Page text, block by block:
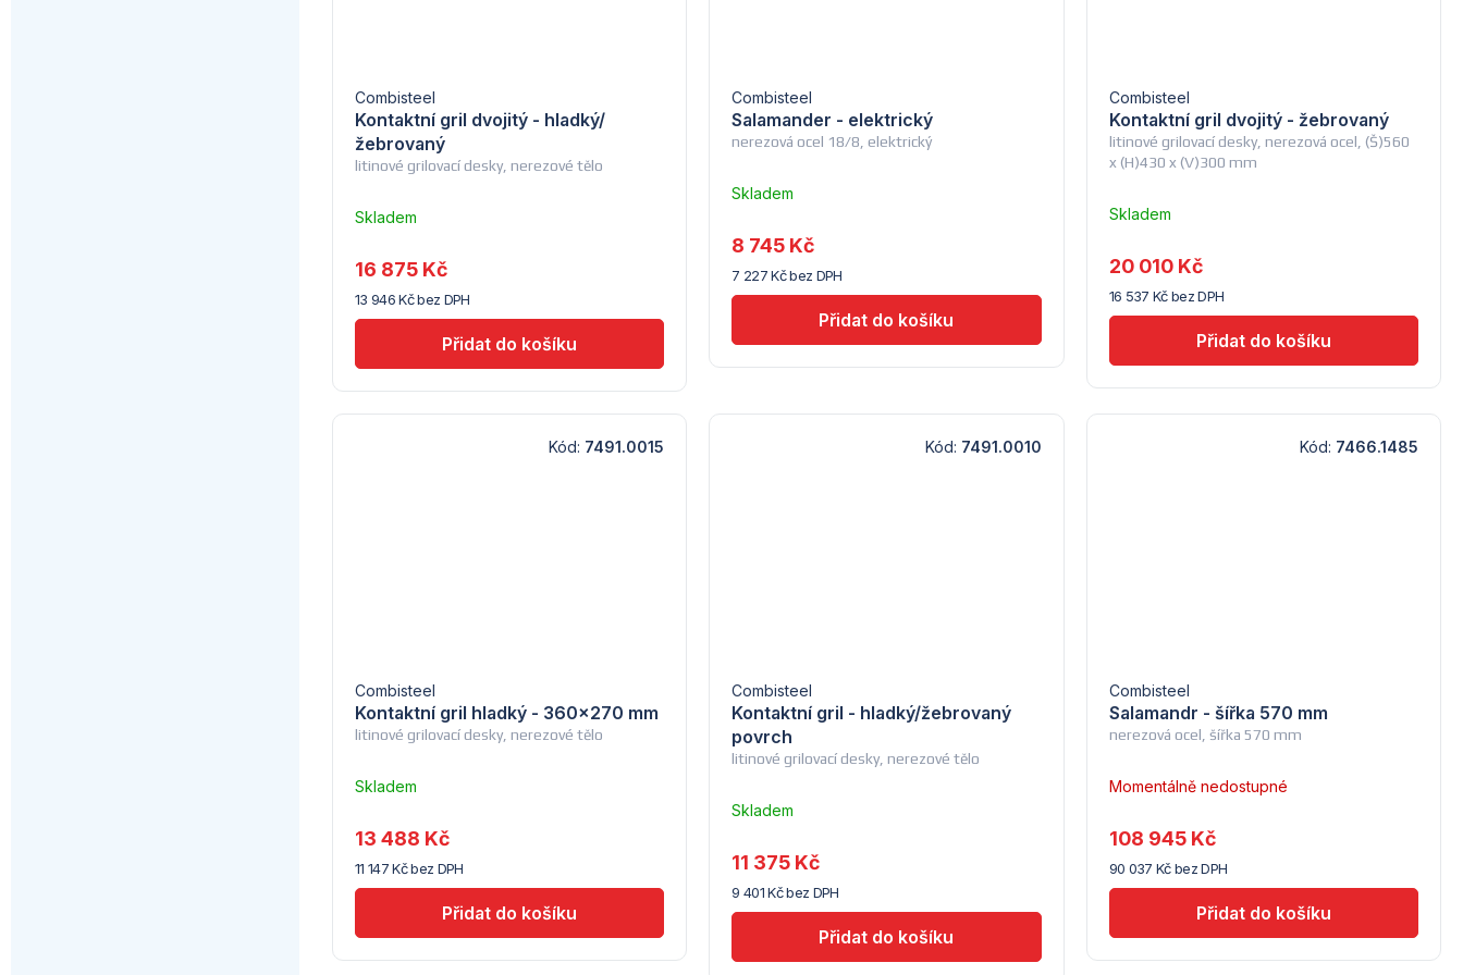
litinové grilovací desky, nerezové tělo
Kontaktní gril dvojitý - hladký/
žebrovaný
Combisteel
Skladem
dodavatele
(7) -
Combisteel
13 946 Kč bez DPH
16 875 Kč
nerezová ocel 18/8, elektrický
Salamander - elektrický
Combisteel
Skladem
dodavatele
(7) -
Combisteel
7 227 Kč bez DPH
8 745 Kč
litinové grilovací desky, nerezová ocel, (Š)560
x (H)430 x (V)300 mm
Kontaktní gril dvojitý - žebrovaný
Combisteel
Skladem
dodavatele
(7) -
Combisteel
16 537 Kč bez DPH
20 010 Kč
litinové grilovací desky, nerezové tělo
Kontaktní gril hladký - 360x270 mm
Combisteel
Skladem
dodavatele
(7) -
Combisteel
11 147 Kč bez DPH
13 488 Kč
Kód: 7491.0015
litinové grilovací desky, nerezové tělo
Kontaktní gril - hladký/žebrovaný
povrch
Combisteel
Skladem
dodavatele
(7) -
Combisteel
9 401 Kč bez DPH
11 375 Kč
Kód: 7491.0010
nerezová ocel, šířka 570 mm
Salamandr - šířka 570 mm
Combisteel
Momentálně nedostupné
90 037 Kč bez DPH
108 945 Kč
Kód: 7466.1485